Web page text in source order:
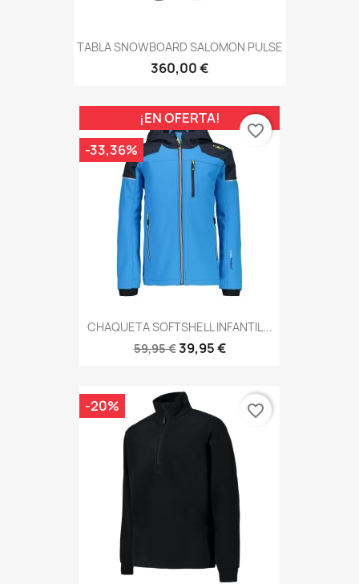
TABLA SNOWBOARD SALOMON PULSE
360,00 €
CHAQUETA SOFTSHELL INFANTIL...
59,95 €39,95 €
¡EN OFERTA!
-33,36%
favorite_border
-20% favorite_border